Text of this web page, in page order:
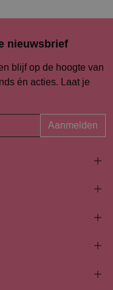
nieuwsbrief
blijf op de hoogte van
én acties. Laat je
Aanmelden
13:00 - 17:30